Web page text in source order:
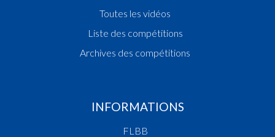
Toutes les vidéos
Liste des compétitions
Archives des compétitions
INFORMATIONS
FLBB